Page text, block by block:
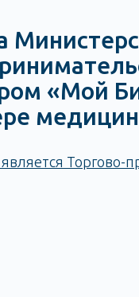
«Мой